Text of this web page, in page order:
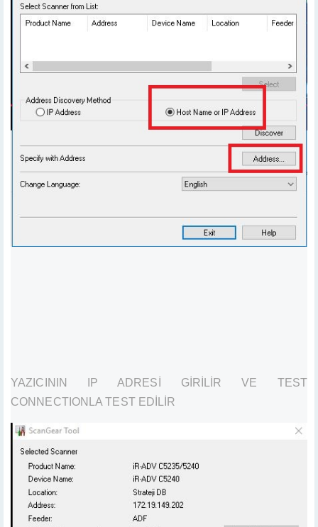
YAZICININ IP ADRESİ GİRİLİR VE TEST
CONNECTIONLA TEST EDİLİR